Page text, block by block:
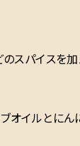
スパイスを
イルとにん